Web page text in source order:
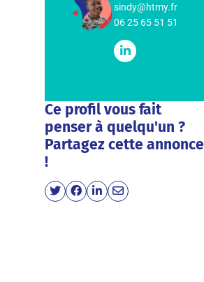
sindy@htmy.fr
06 25 65 51 51
Ce profil vous fait
penser à quelqu'un ?
Partagez cette annonce
!